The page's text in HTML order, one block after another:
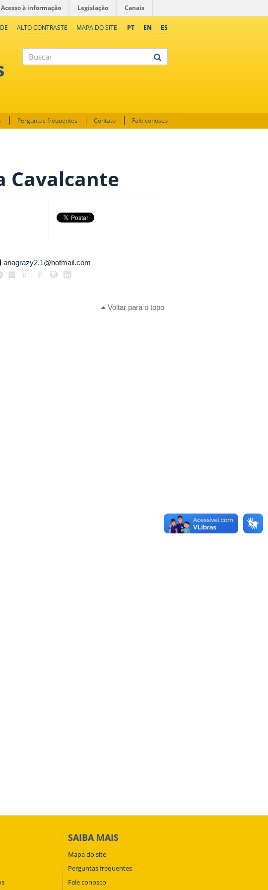
Acesso à informação Legislação Canais
PT EN ES
ALTO CONTRASTE MAPA DO SITE
Perguntas frequentes Contato Fale conosco
Cavalcante
anagrazy2.1@hotmail.com
Voltar para o topo
SAIBA MAIS
Mapa do site
Perguntas frequentes
Fale conosco